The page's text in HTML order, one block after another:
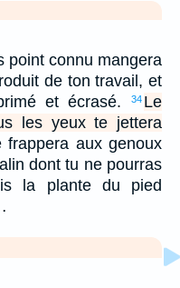
point connu mangera
de ton travail, et
et écrasé.
34 Le
les yeux te jettera
frappera aux genoux
dont tu ne pourras
la plante du pied